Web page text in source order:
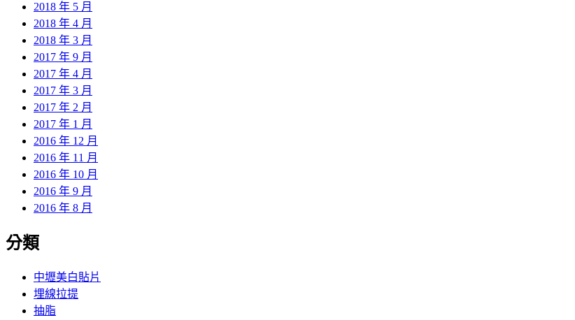
2018 年 5 月
2018 年 4 月
2018 年 3 月
2017 年 9 月
2017 年 4 月
2017 年 3 月
2017 年 2 月
2017 年 1 月
2016 年 12 月
2016 年 11 月
2016 年 10 月
2016 年 9 月
2016 年 8 月
分類
中壢美白貼片
埋線拉提
抽脂